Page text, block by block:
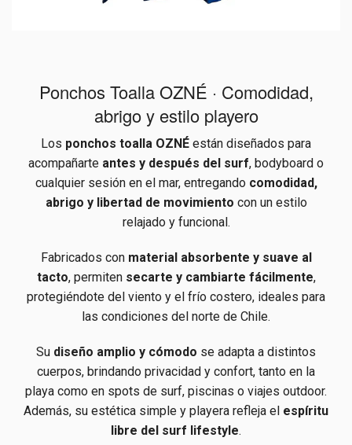
Ponchos Toalla OZNÉ · Comodidad,
abrigo y estilo playero
Los ponchos toalla OZNÉ están diseñados para
acompañarte antes y después del surf, bodyboard o
cualquier sesión en el mar, entregando comodidad,
abrigo y libertad de movimiento con un estilo
relajado y funcional.
Fabricados con material absorbente y suave al
tacto, permiten secarte y cambiarte fácilmente,
protegiéndote del viento y el frío costero, ideales para
las condiciones del norte de Chile.
Su diseño amplio y cómodo se adapta a distintos
cuerpos, brindando privacidad y confort, tanto en la
playa como en spots de surf, piscinas o viajes outdoor.
Además, su estética simple y playera refleja el espíritu
libre del surf lifestyle.